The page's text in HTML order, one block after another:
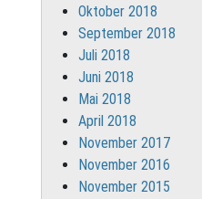
Oktober 2018
September 2018
Juli 2018
Juni 2018
Mai 2018
April 2018
November 2017
November 2016
November 2015